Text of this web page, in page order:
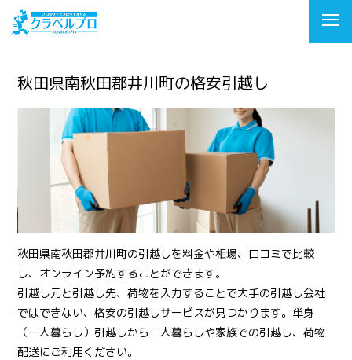
秋田県南秋田郡井川町の格安引越し
秋田県南秋田郡井川町の引越しを料金や相場、口コミで比較
し、オンライン予約することができます。
引越し元と引越し先、荷物を入力することで大手の引越し会社
ではできない、格安の引越しサービスが見つかります。単身
（一人暮らし）引越しから二人暮らしや家族での引越し、荷物
配送にご利用ください。